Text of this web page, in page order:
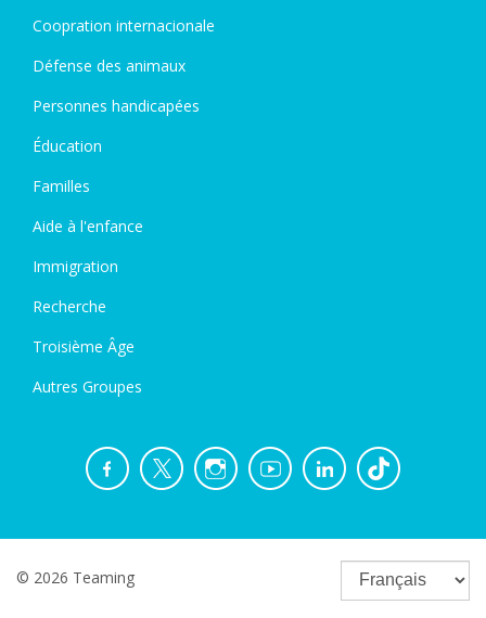
Coopration internacionale
Défense des animaux
Personnes handicapées
Éducation
Familles
Aide à l'enfance
Immigration
Recherche
Troisième Âge
Autres Groupes
© 2026 Teaming